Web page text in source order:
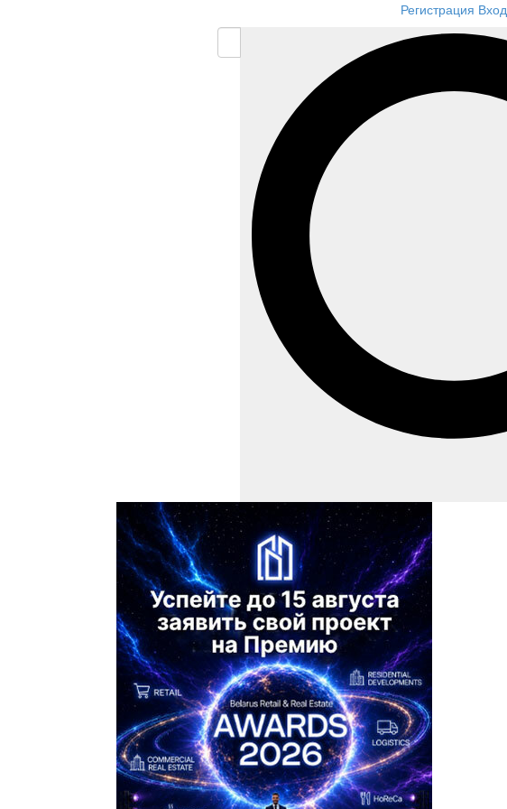
Регистрация Вход